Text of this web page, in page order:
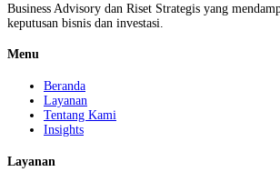
Business Advisory dan Riset Strategis yang
keputusan bisnis dan investasi.
Menu
Beranda
Layanan
Tentang Kami
Insights
Layanan